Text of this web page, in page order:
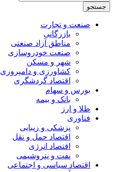
جستجو
صنعت و تجارت
بازرگانی
مناطق آزاد صنعتی
صنعت خودروسازی
شهر و مسکن
کشاورزی و دامپروری
اقتصاد گردشگری
بورس و سهام
بانک و بیمه
طلا و ارز
فناوری
پزشکی و زیبایی
اقتصاد حمل و نقل
اقتصاد انرژی
نفت و پتروشیمی
اقتصاد سیاسی و اجتماعی